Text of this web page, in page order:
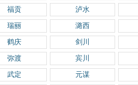
福贡 泸水
瑞丽 潞西
鹤庆 剑川
弥渡 宾川
武定 元谋